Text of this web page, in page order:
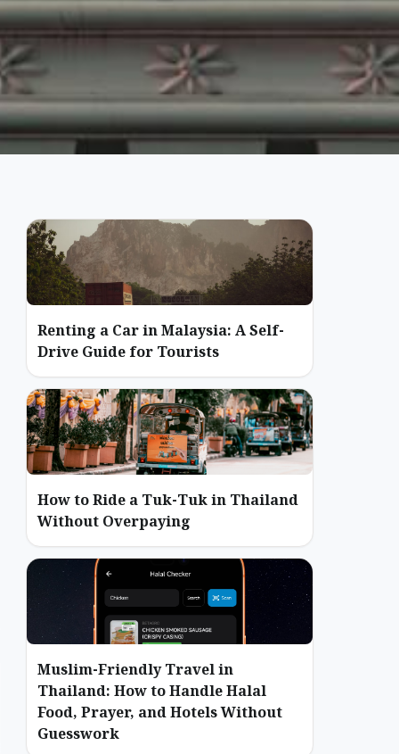
Renting a Car in Malaysia: A Self-
Drive Guide for Tourists
How to Ride a Tuk-Tuk in Thailand
Without Overpaying
Muslim-Friendly Travel in
Thailand: How to Handle Halal
Food, Prayer, and Hotels Without
Guesswork